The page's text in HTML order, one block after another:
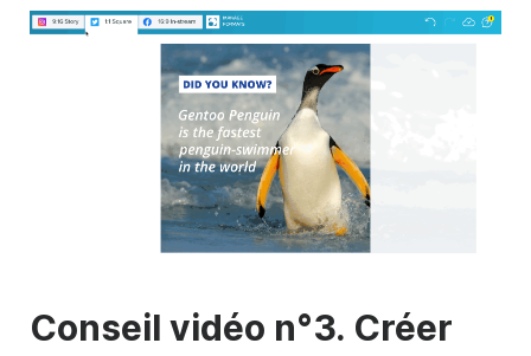
Conseil vidéo n°3. Créer